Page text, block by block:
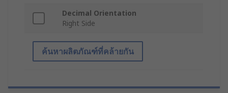
Decimal Orientation
Right Side
ค้นหาผลิตภัณฑ์ที่คล้ายกัน